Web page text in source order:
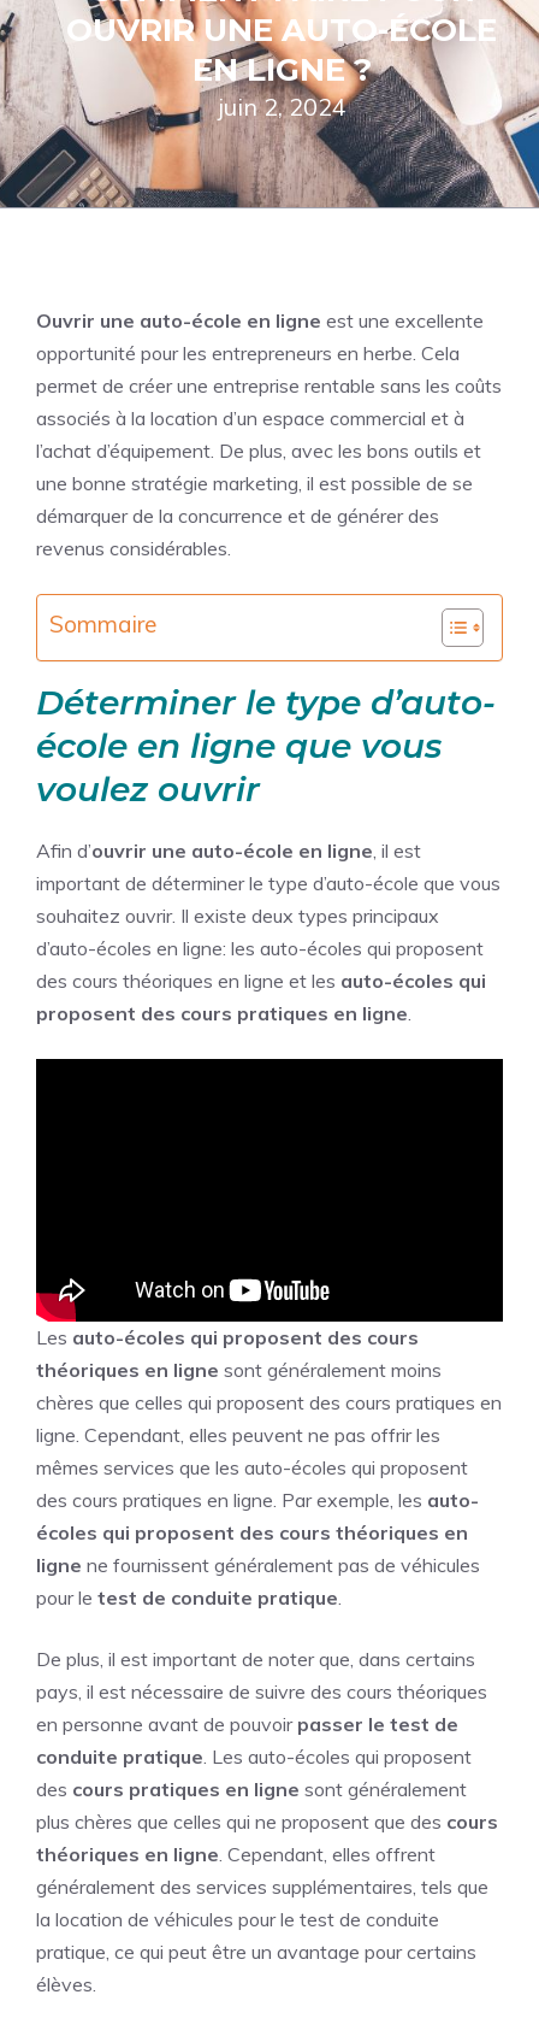
OUVRIR UNE AUTO-ÉCOLE
EN LIGNE ?
juin 2, 2024
Ouvrir une auto-école en ligne est une excellente
opportunité pour les entrepreneurs en herbe. Cela
permet de créer une entreprise rentable sans les coûts
associés à la location d’un espace commercial et à
l’achat d’équipement. De plus, avec les bons outils et
une bonne stratégie marketing, il est possible de se
démarquer de la concurrence et de générer des
revenus considérables.
Sommaire
Déterminer le type d’auto-
école en ligne que vous
voulez ouvrir
Afin d’ouvrir une auto-école en ligne, il est
important de déterminer le type d’auto-école que vous
souhaitez ouvrir. Il existe deux types principaux
d’auto-écoles en ligne: les auto-écoles qui proposent
des cours théoriques en ligne et les auto-écoles qui
proposent des cours pratiques en ligne.
Les auto-écoles qui proposent des cours
théoriques en ligne sont généralement moins
chères que celles qui proposent des cours pratiques en
ligne. Cependant, elles peuvent ne pas offrir les
mêmes services que les auto-écoles qui proposent
des cours pratiques en ligne. Par exemple, les auto-
écoles qui proposent des cours théoriques en
ligne ne fournissent généralement pas de véhicules
pour le test de conduite pratique.
De plus, il est important de noter que, dans certains
pays, il est nécessaire de suivre des cours théoriques
en personne avant de pouvoir passer le test de
conduite pratique. Les auto-écoles qui proposent
des cours pratiques en ligne sont généralement
plus chères que celles qui ne proposent que des cours
théoriques en ligne. Cependant, elles offrent
généralement des services supplémentaires, tels que
la location de véhicules pour le test de conduite
pratique, ce qui peut être un avantage pour certains
élèves.